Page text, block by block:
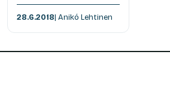
28.6.2018| Anikó Lehtinen